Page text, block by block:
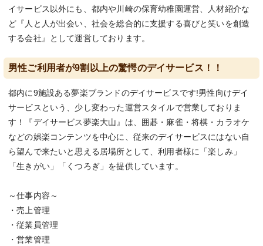
イサービス以外にも、都内や川崎の保育幼稚園運営、人材紹介な
ど『人と人が出会い、社会を総合的に支援する喜びと笑いを創造
する会社』として運営しております。
男性ご利用者が9割以上の驚愕のデイサービス！！
都内に9施設ある夢楽ブランドのデイサービスです!男性向けデイ
サービスという、少し変わった運営スタイルで営業しておりま
す！『デイサービス夢楽大山』は、囲碁・麻雀・将棋・カラオケ
などの娯楽コンテンツを中心に、従来のデイサービスにはない自
ら望んで来たいと思える居場所として、利用者様に「楽しみ」
「生きがい」「くつろぎ」を提供しています。
～仕事内容～
・売上管理
・従業員管理
・営業管理